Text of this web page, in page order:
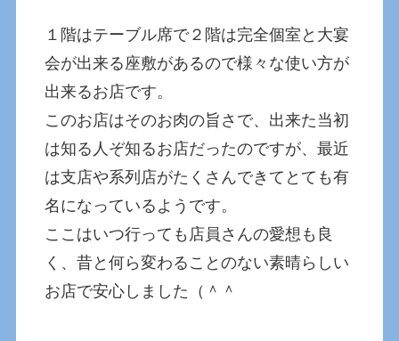
１階はテーブル席で２階は完全個室と大宴
会が出来る座敷があるので様々な使い方が
出来るお店です。
このお店はそのお肉の旨さで、出来た当初
は知る人ぞ知るお店だったのですが、最近
は支店や系列店がたくさんできてとても有
名になっているようです。
ここはいつ行っても店員さんの愛想も良
く、昔と何ら変わることのない素晴らしい
お店で安心しました（＾＾